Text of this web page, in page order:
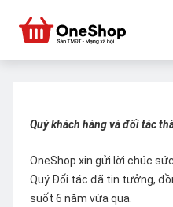
Quý khách hàng và đối tác
OneShop xin gửi lời chúc
Quý Đối tác đã tin tưởng,
suốt 6 năm vừa qua.